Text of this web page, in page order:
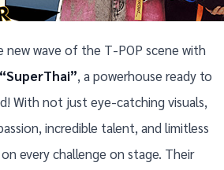
wave of the T-POP scene with
“SuperThai”, a powerhouse ready to
With not just eye-catching visuals,
incredible talent, and limitless
every challenge on stage. Their